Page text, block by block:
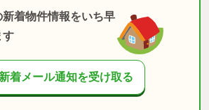
着物件情報をいち早
す
新着メール通知を受け取る